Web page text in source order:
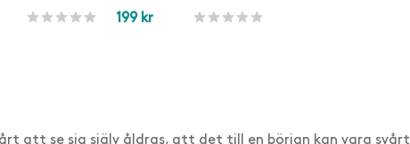
199 kr
att se sig själv åldras, att det till en början kan vara svårt